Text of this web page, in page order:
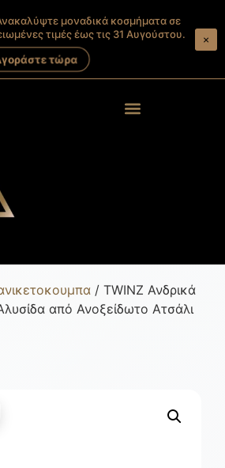
μοναδικά κοσμήματα σε
τιμές έως τις 31 Αυγούστου.
τώρα
×
/ TWINZ Ανδρικά
από Ανοξείδωτο Ατσάλι